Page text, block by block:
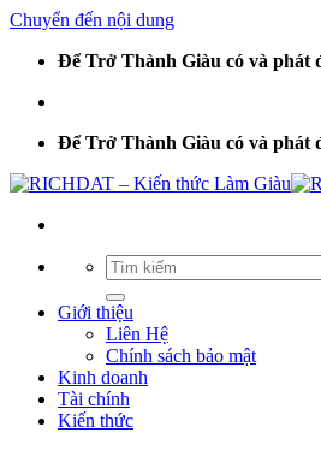
Chuyển đến nội dung
Để Trở Thành Giàu có và phát
Để Trở Thành Giàu có và phát
Giới thiệu
Liên Hệ
Chính sách bảo mật
Kinh doanh
Tài chính
Kiến thức